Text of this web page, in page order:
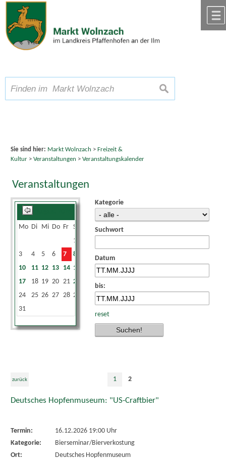
Zum Inhalt,zur Navigation
Schriftgröße A A A suchen
Sie sind hier: Markt Wolnzach > Freizeit &
Kultur> Veranstaltungen > Veranstaltungskalender
Veranstaltungen
Mo Di Mi Do Fr Sa
1
3
4 5 6 7 8
10
11 12 13 14 15
17
18 19 20 21 22
24
25 26 27 28 29
31
Kategorie
Suchwort
Datum
bis:
reset
zurück 1 2
Deutsches Hopfenmuseum: "US-Craftbier"
Termin:
16.12.2026 19:00 Uhr
Kategorie:
Bierseminar/Bierverkostung
Ort:
Deutsches Hopfenmuseum